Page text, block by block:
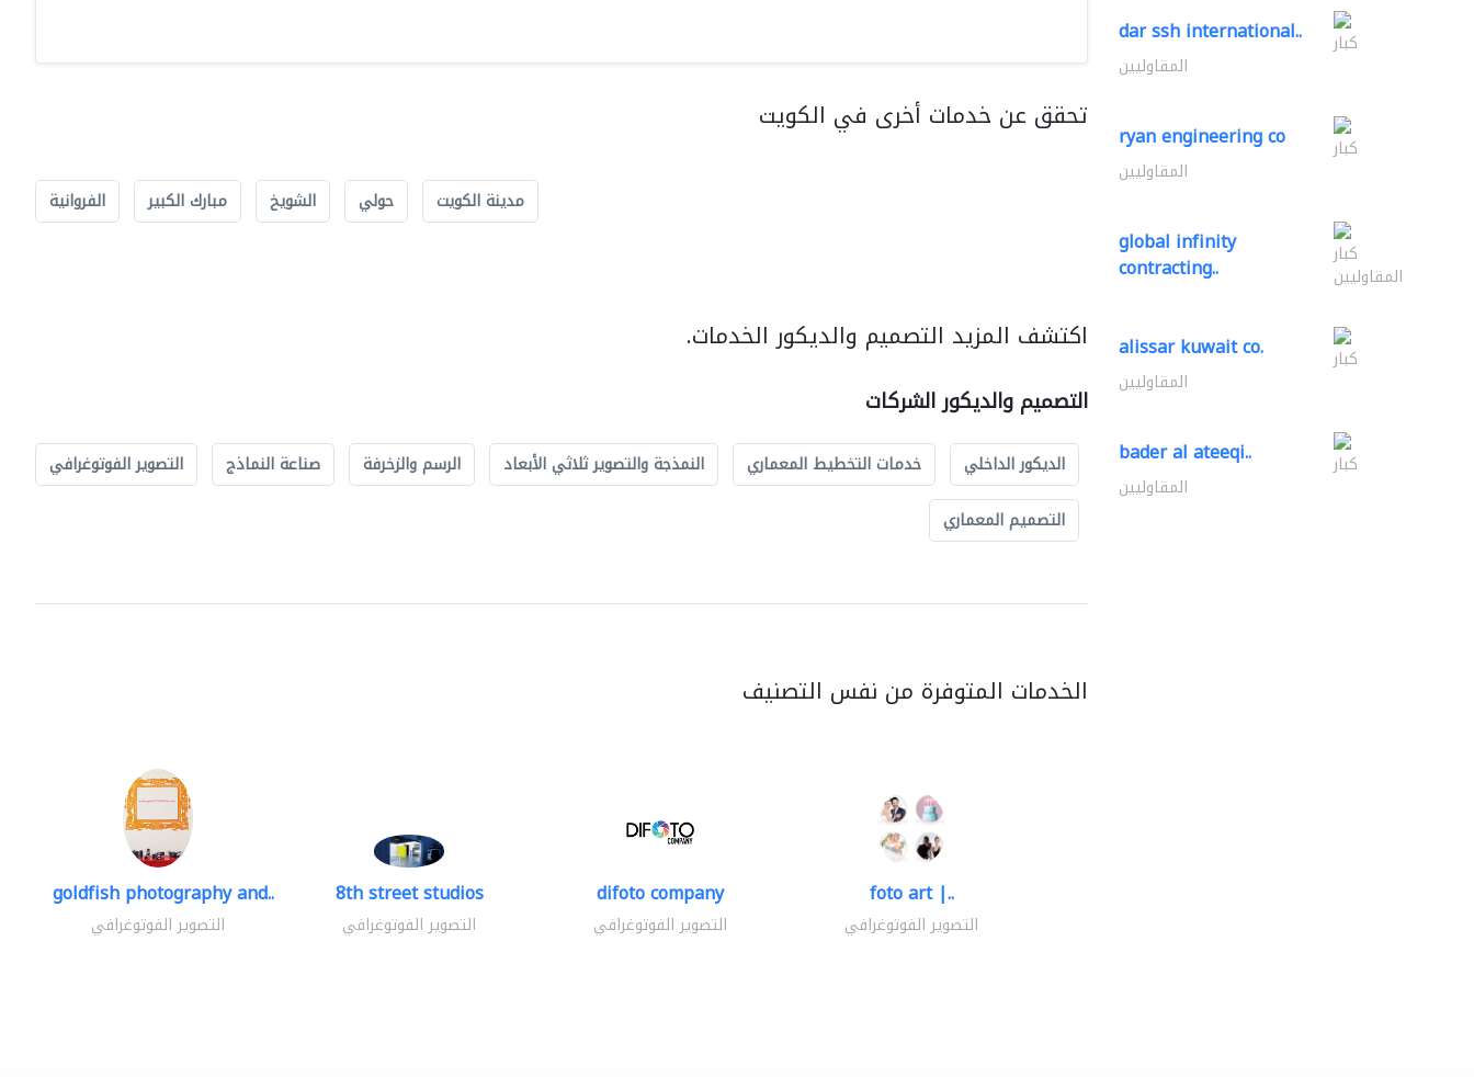
تحقق عن خدمات أخرى في الكويت
مدينة الكويت حولي الشويخ مبارك الكبير الفروانية
اكتشف المزيد التصميم والديكور الخدمات.
التصميم والديكور الشركات
الديكور الداخلي خدمات التخطيط المعماري النمذجة والتصوير ثلاثي الأبعاد الرسم والزخرفة صناعة النماذج
التصوير الفوتوغرافي
التصميم المعماري
الخدمات المتوفرة من نفس التصنيف
goldfish photography and..
التصوير الفوتوغرافي
8th street studios
التصوير الفوتوغرافي
difoto company
التصوير الفوتوغرافي
foto art |..
التصوير الفوتوغرافي
dar ssh international.. كبار
المقاوليين
ryan engineering co كبار
المقاوليين
global infinity
contracting.. كبار
المقاوليين
alissar kuwait co. كبار
المقاوليين
bader al ateeqi.. كبار
المقاوليين